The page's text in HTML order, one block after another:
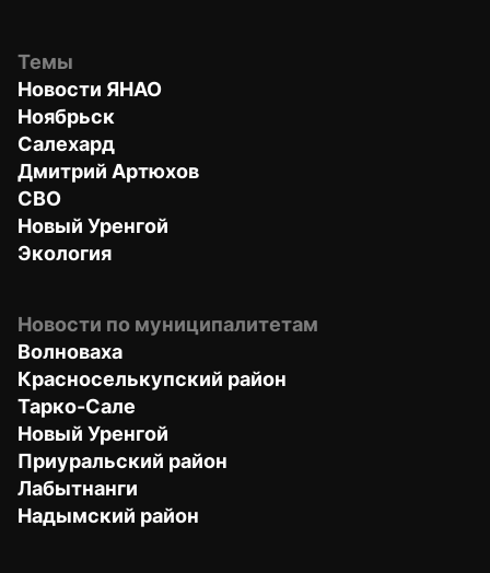
Темы
Новости ЯНАО
Ноябрьск
Салехард
Дмитрий Артюхов
СВО
Новый Уренгой
Экология
Новости по муниципалитетам
Волноваха
Красноселькупский район
Тарко-Сале
Новый Уренгой
Приуральский район
Лабытнанги
Надымский район